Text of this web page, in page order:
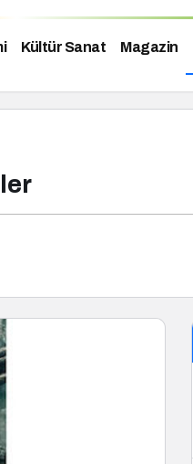
Kültür Sanat Magazin